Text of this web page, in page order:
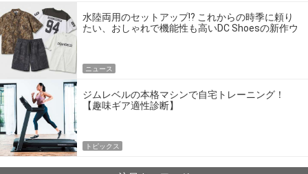
水陸両用のセットアップ!? これからの時季に頼り
たい、おしゃれで機能性も高いDC Shoesの新作ウ
ニュース
ジムレベルの本格マシンで自宅トレーニング！
【趣味ギア適性診断】
トピックス